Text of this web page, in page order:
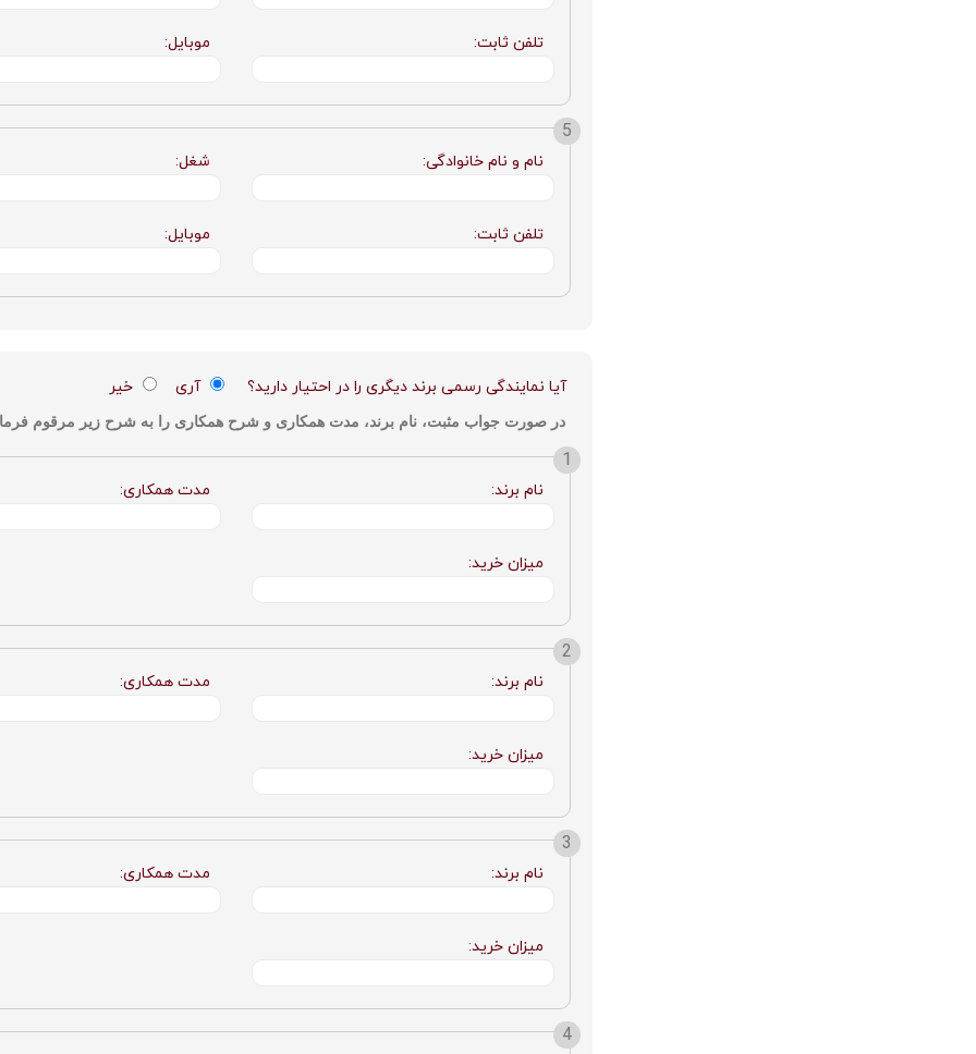
تلفن ثابت: موبایل:
نام و نام خانوادگی: شغل:
تلفن ثابت: موبایل:
آیا نمایندگی رسمی برند دیگری را در احتیار دارید؟ آری خیر
در صورت جواب مثبت، نام برند، مدت همکاری و شرح همکاری را به شرح زیر مرقوم
نام برند: مدت همکاری:
میزان خرید:
نام برند: مدت همکاری:
میزان خرید:
نام برند: مدت همکاری:
میزان خرید: